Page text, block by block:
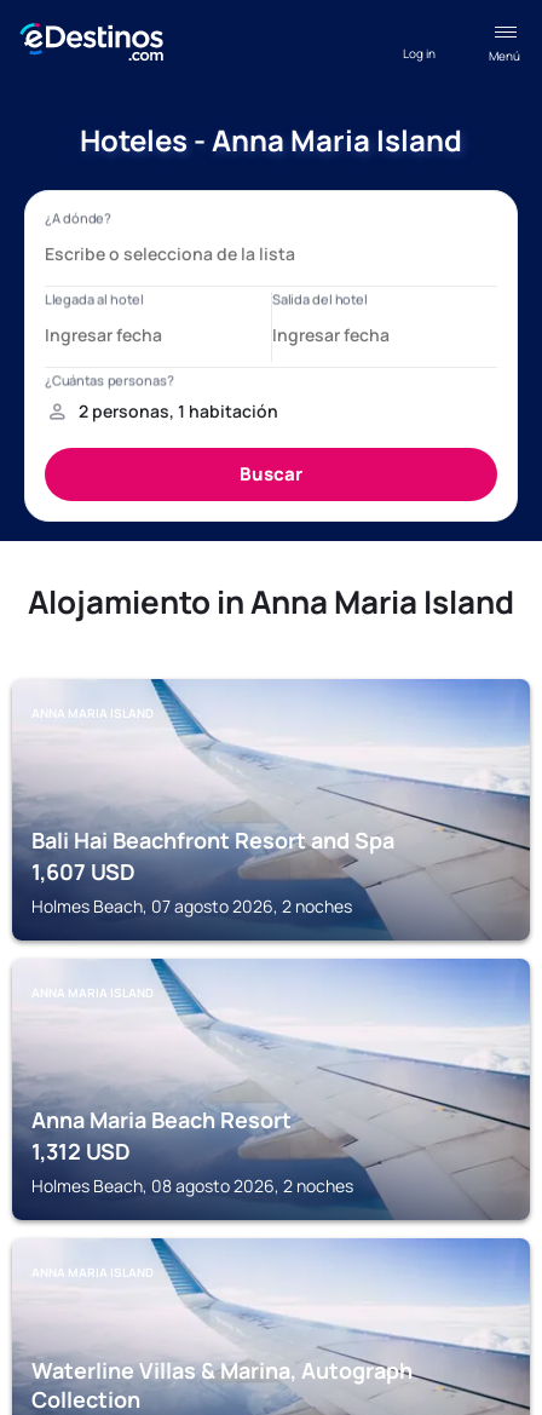
Menú
Log in
Hoteles - Anna Maria Island
Alojamiento in Anna Maria Island
ANNA MARIA ISLAND
Bali Hai Beachfront Resort and Spa
1,607USD
Holmes Beach, 07 agosto 2026, 2 noches
ANNA MARIA ISLAND
Anna Maria Beach Resort
1,312USD
Holmes Beach, 08 agosto 2026, 2 noches
ANNA MARIA ISLAND
Waterline Villas & Marina, Autograph
Collection